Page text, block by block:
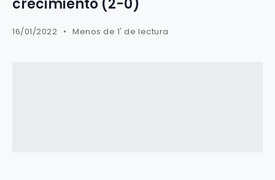
crecimiento (2-0)
16/01/2022 Menos de 1' de lectura